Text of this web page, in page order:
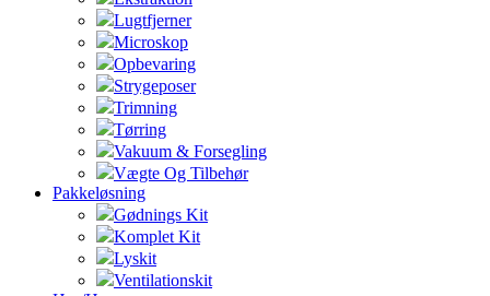
Lugtfjerner
Microskop
Opbevaring
Strygeposer
Trimning
Tørring
Vakuum & Forsegling
Vægte Og Tilbehør
Pakkeløsning
Gødnings Kit
Komplet Kit
Lyskit
Ventilationskit